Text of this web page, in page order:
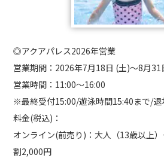
◎アクアパレス2026年営業
営業期間：2026年7月18日 (土)〜8月31
営業時間：11:00〜16:00
※最終受付15:00/遊泳時間15:40まで/退
料金(税込)：
オンライン(前売り)：大人（13歳以上
割2,000円